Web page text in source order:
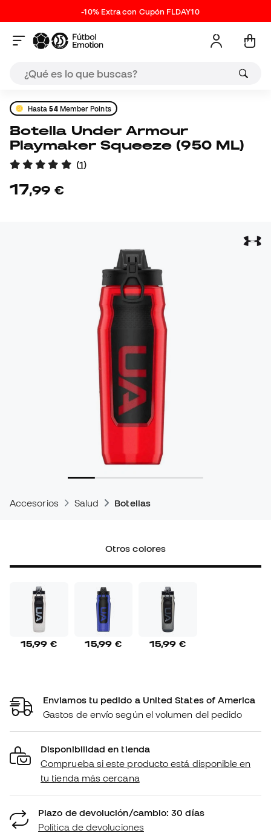
-10% Extra con Cupón FLDAY10
Hasta54Member Points
Botella Under Armour
Playmaker Squeeze (950 ML)
(1)
17,99 €
Accesorios Salud Botellas
Otros colores
15,99 € 15,99 € 15,99 €
Enviamos tu pedido a United States of America
Gastos de envío según el volumen del pedido
Disponibilidad en tienda
Comprueba si este producto está disponible en
tu tienda más cercana
Plazo de devolución/cambio: 30 días
Política de devoluciones